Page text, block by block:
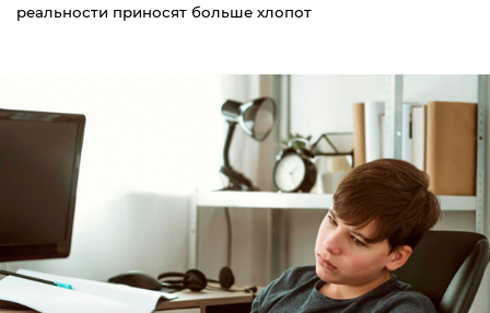
реальности приносят больше хлопот